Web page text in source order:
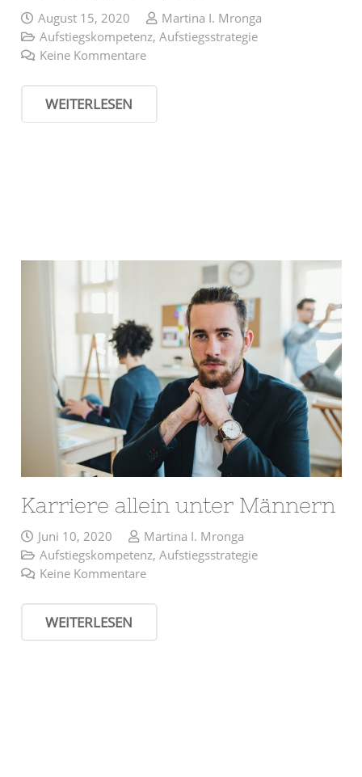
August 15, 2020
Martina I. Mronga
Aufstiegskompetenz, Aufstiegsstrategie
Keine Kommentare
WEITERLESEN
Karriere allein unter Männern
Juni 10, 2020
Martina I. Mronga
Aufstiegskompetenz, Aufstiegsstrategie
Keine Kommentare
WEITERLESEN